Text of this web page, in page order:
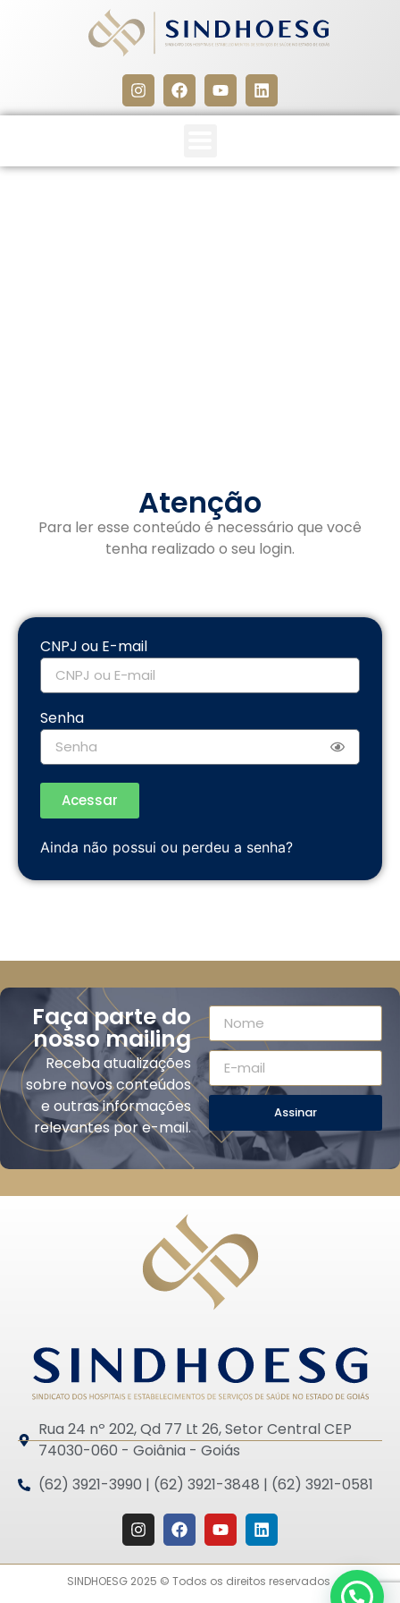
Atenção
Para ler esse conteúdo é necessário que você
tenha realizado o seu login.
CNPJ ou E-mail
Senha
Acessar
Ainda não possui ou perdeu a senha?
Faça parte do
nosso mailing
Receba atualizações
sobre novos conteúdos
e outras informações
relevantes por e-mail.
Assinar
Rua 24 nº 202, Qd 77 Lt 26, Setor Central CEP
74030-060 - Goiânia - Goiás
(62) 3921-3990 | (62) 3921-3848 | (62) 3921-0581
SINDHOESG 2025 © Todos os direitos reservados